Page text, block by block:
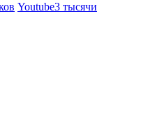
Youtube3 тысячи